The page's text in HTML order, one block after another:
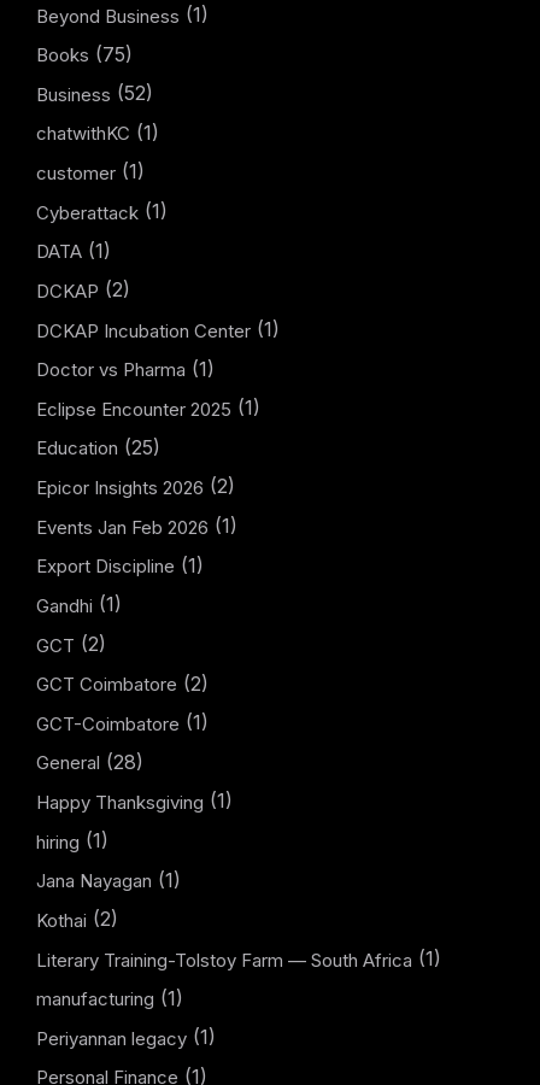
Beyond Business (1)
Books (75)
Business (52)
chatwithKC (1)
customer (1)
Cyberattack (1)
DATA (1)
DCKAP (2)
DCKAP Incubation Center (1)
Doctor vs Pharma (1)
Eclipse Encounter 2025 (1)
Education (25)
Epicor Insights 2026 (2)
Events Jan Feb 2026 (1)
Export Discipline (1)
Gandhi (1)
GCT (2)
GCT Coimbatore (2)
GCT-Coimbatore (1)
General (28)
Happy Thanksgiving (1)
hiring (1)
Jana Nayagan (1)
Kothai (2)
Literary Training-Tolstoy Farm — South Africa (1)
manufacturing (1)
Periyannan legacy (1)
Personal Finance (1)